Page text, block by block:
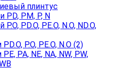
плинтус
PD, PM, P, N
PD.O, PE.O, N.O, ND.O,
P.O, PE.O, N.O (2)
PA, NE, NA, NW, PW,